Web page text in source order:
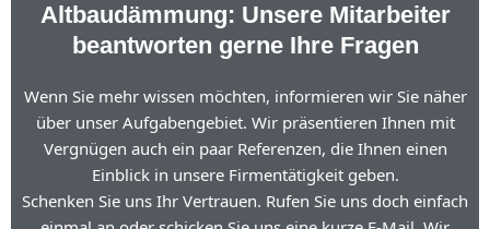
Altbaudämmung: Unsere Mitarbeiter
beantworten gerne Ihre Fragen
Wenn Sie mehr wissen möchten, informieren wir Sie näher
über unser Aufgabengebiet. Wir präsentieren Ihnen mit
Vergnügen auch ein paar Referenzen, die Ihnen einen
Einblick in unsere Firmentätigkeit geben.
Schenken Sie uns Ihr Vertrauen. Rufen Sie uns doch einfach